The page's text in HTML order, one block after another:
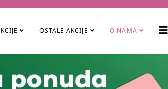
OSTALE AKCIJE O NAMA